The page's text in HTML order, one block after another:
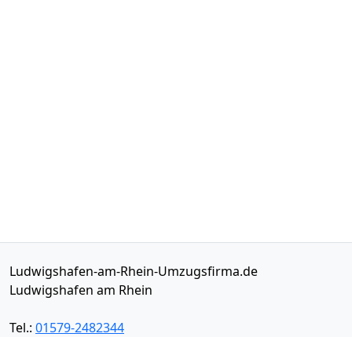
Ludwigshafen-am-Rhein-Umzugsfirma.de
Ludwigshafen am Rhein
Tel.: 01579-2482344